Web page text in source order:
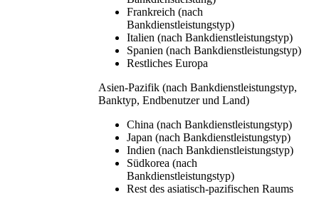
Frankreich (nach
Bankdienstleistungstyp)
Italien (nach Bankdienstleistungstyp)
Spanien (nach Bankdienstleistungstyp)
Restliches Europa
Asien-Pazifik (nach Bankdienstleistungstyp,
Banktyp, Endbenutzer und Land)
China (nach Bankdienstleistungstyp)
Japan (nach Bankdienstleistungstyp)
Indien (nach Bankdienstleistungstyp)
Südkorea (nach
Bankdienstleistungstyp)
Rest des asiatisch-pazifischen Raums